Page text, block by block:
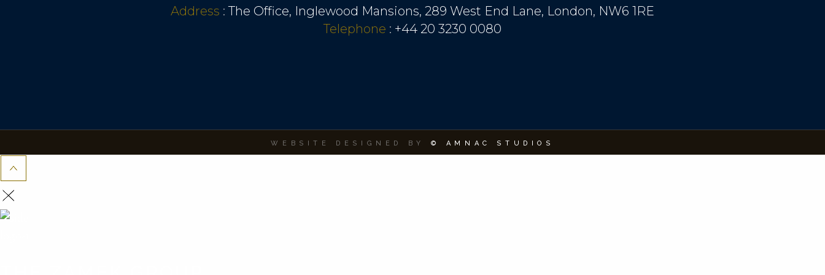
Address :The Office, Inglewood Mansions, 289 West End Lane, London, NW6 1RE
Telephone : +44 20 3230 0080
WEBSITE DESIGNED BY © AMNAC STUDIOS